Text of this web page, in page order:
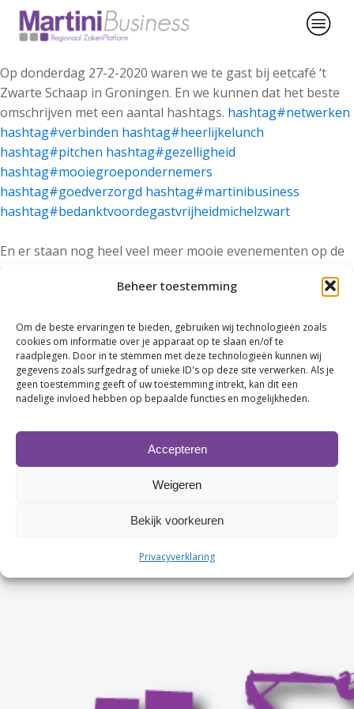
Beheer toestemming
Om de beste ervaringen te bieden, gebruiken wij technologieën zoals
cookies om informatie over je apparaat op te slaan en/of te
raadplegen. Door in te stemmen met deze technologieën kunnen wij
gegevens zoals surfgedrag of unieke ID's op deze site verwerken. Als je
geen toestemming geeft of uw toestemming intrekt, kan dit een
nadelige invloed hebben op bepaalde functies en mogelijkheden.
Accepteren
Weigeren
Bekijk voorkeuren
Privacyverklaring
Op donderdag 27-2-2020 waren we te gast bij eetcafé ‘t
Zwarte Schaap in Groningen. En we kunnen dat het beste
omschrijven met een aantal hashtags. hashtag#netwerken
hashtag#verbinden hashtag#heerlijkelunch
hashtag#pitchen hashtag#gezelligheid
hashtag#mooiegroepondernemers
hashtag#goedverzorgd hashtag#martinibusiness
hashtag#bedanktvoordegastvrijheidmichelzwart
En er staan nog heel veel meer mooie evenementen op de
Contactgegevens
Rabobank nr. NL86 RABO 0107674327